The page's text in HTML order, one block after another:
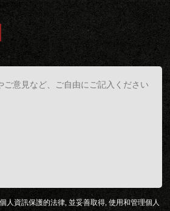
人資訊保護的法律, 並妥善取得, 使用和管理個人